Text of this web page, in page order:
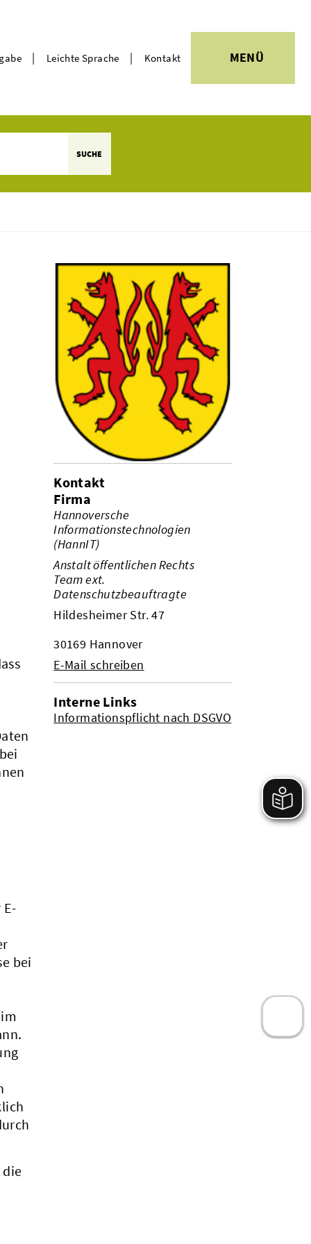
| Leichte Sprache | Kontakt MENÜ
SUCHE
bei
die
Kontakt
Firma
Hannoversche
Informationstechnologien
(HannIT)
Anstalt öffentlichen Rechts
Team ext.
Datenschutzbeauftragte
Hildesheimer Str. 47
30169 Hannover
E-Mail schreiben
Interne Links
Informationspflicht nach DSGVO